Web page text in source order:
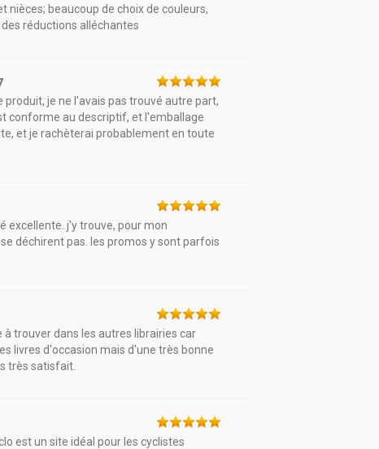
beaucoup de choix de couleurs,
réductions alléchantes
je ne l'avais pas trouvé autre part,
conforme au descriptif, et l'emballage
et je rachèterai probablement en toute
excellente. j'y trouve, pour mon
déchirent pas. les promos y sont parfois
trouver dans les autres librairies car
livres d'occasion mais d'une très bonne
très satisfait.
est un site idéal pour les cyclistes